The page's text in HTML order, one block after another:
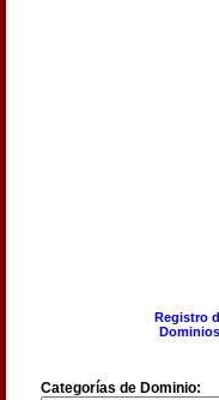
Registro
Categorías de Dominio: